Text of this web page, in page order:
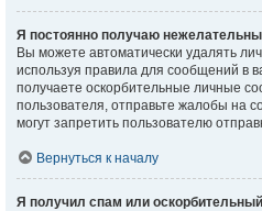
Я постоянно получаю
Вы можете автоматически удалять
используя правила для сообщений в
получаете оскорбительные личные
пользователя, отправьте жалобы на
могут запретить пользователю
Вернуться к началу
Я получил спам или оскорбительный